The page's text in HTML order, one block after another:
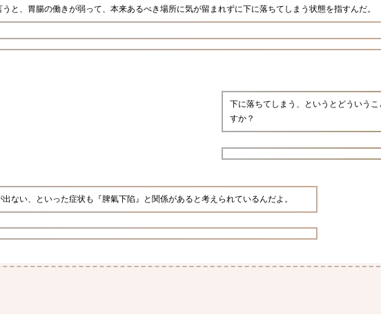
と、胃腸の働きが弱って、本来あるべき場所に気が留まれずに下に落ちてしまう状態を指すんだ。
下に落ちてしまう、というとどういうこ
すか？
ない、といった症状も『脾氣下陷』と関係があると考えられているんだよ。